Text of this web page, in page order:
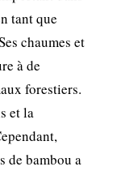
tant que
chaumes et
à de
forestiers.
et la
de bambou a